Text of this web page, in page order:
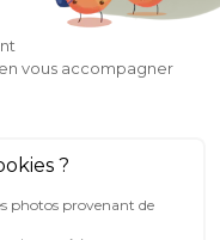
blanc et